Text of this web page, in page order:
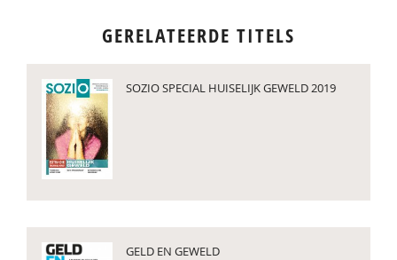
GERELATEERDE TITELS
SOZIO SPECIAL HUISELIJK GEWELD 2019
GELD EN GEWELD